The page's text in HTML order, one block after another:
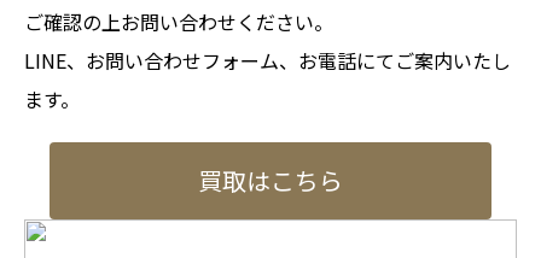
ご確認の上お問い合わせください。
LINE、お問い合わせフォーム、お電話にてご案内いたし
ます。
買取はこちら